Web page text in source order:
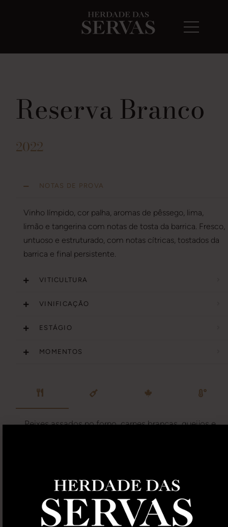
Reserva Branco
2022
NOTAS DE PROVA
Vinho límpido, cor palha, aromas de pêssego, lima,
limão e tangerina com notas de tosta da barrica. Fresco,
untuoso e estruturado, com notas cítricas, tostados da
barrica e final persistente.
VITICULTURA
VINIFICAÇÃO
ESTÁGIO
MOMENTOS
Peixes assados no forno, carnes brancas, queijos e